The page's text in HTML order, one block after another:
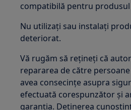
compatibilă pentru
Nu utilizați sau instalați
deteriorat.
Vă rugăm să rețineți că
repararea de către
avea consecințe asupra
efectuată corespunzător și
garanția. Deținerea